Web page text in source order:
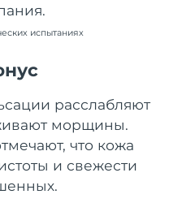
испытаниях
расслабляют
морщины.
что кожа
и свежести
Ожидаемая дата доставки
Ожидаемая дата доставки
Ожидаемая дата доставки